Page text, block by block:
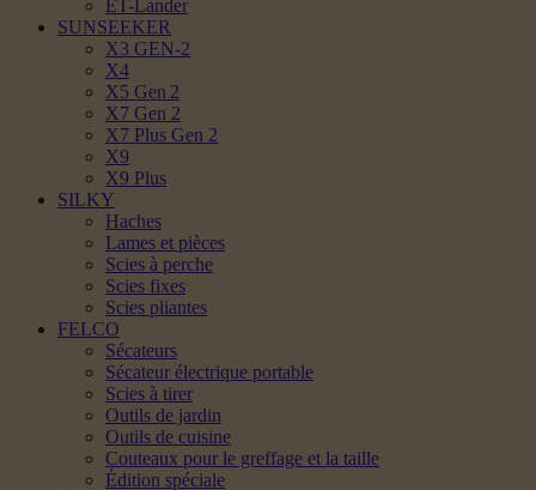
ET-Lander
SUNSEEKER
X3 GEN-2
X4
X5 Gen 2
X7 Gen 2
X7 Plus Gen 2
X9
X9 Plus
SILKY
Haches
Lames et pièces
Scies à perche
Scies fixes
Scies pliantes
FELCO
Sécateurs
Sécateur électrique portable
Scies à tirer
Outils de jardin
Outils de cuisine
Couteaux pour le greffage et la taille
Édition spéciale